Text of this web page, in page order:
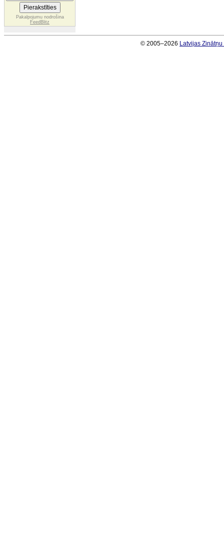
Pakalpojumu nodrošina
FeedBlitz
© 2005–2026 Latvijas